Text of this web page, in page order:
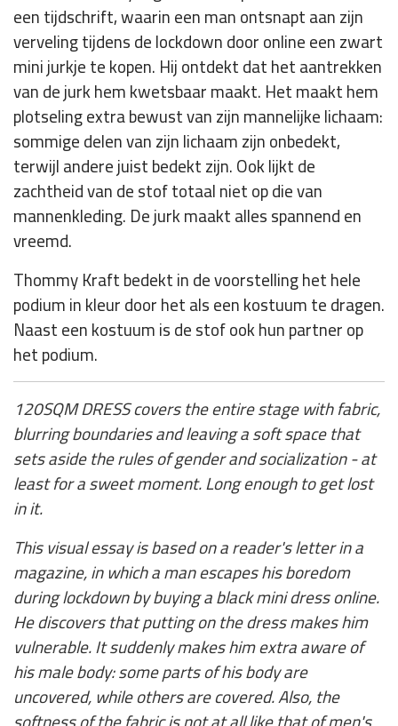
een tijdschrift, waarin een man ontsnapt aan zijn
verveling tijdens de lockdown door online een zwart
mini jurkje te kopen. Hij ontdekt dat het aantrekken
van de jurk hem kwetsbaar maakt. Het maakt hem
plotseling extra bewust van zijn mannelijke lichaam:
sommige delen van zijn lichaam zijn onbedekt,
terwijl andere juist bedekt zijn. Ook lijkt de
zachtheid van de stof totaal niet op die van
mannenkleding. De jurk maakt alles spannend en
vreemd.
Thommy Kraft bedekt in de voorstelling het hele
podium in kleur door het als een kostuum te dragen.
Naast een kostuum is de stof ook hun partner op
het podium.
120SQM DRESS covers the entire stage with fabric,
blurring boundaries and leaving a soft space that
sets aside the rules of gender and socialization - at
least for a sweet moment. Long enough to get lost
in it.
This visual essay is based on a reader's letter in a
magazine, in which a man escapes his boredom
during lockdown by buying a black mini dress online.
He discovers that putting on the dress makes him
vulnerable. It suddenly makes him extra aware of
his male body: some parts of his body are
uncovered, while others are covered. Also, the